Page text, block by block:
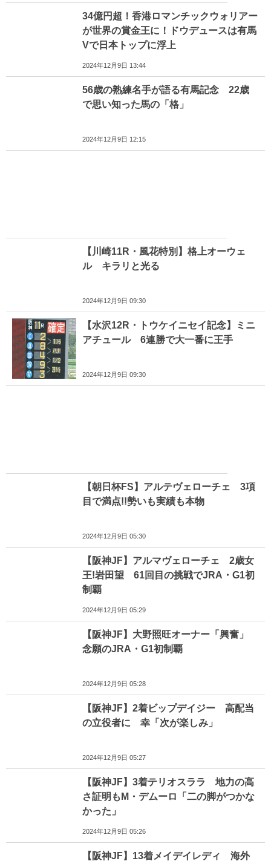
34億円超！香港ロマンチックウォリアー
が世界の賞金王に！ドウデュースは有馬
Vで日本トップに浮上
2024年12月9日 13:44
56歳の熟練名手が語る有馬記念 22歳
で思い知った馬の「格」
2024年12月9日 12:15
【川崎11R・風花特別】格上オーウェ
ル キラリと光る
2024年12月9日 09:30
【水沢12R・トウケイニセイ記念】ミニ
アチュール 6連勝で大一番に王手
2024年12月9日 09:30
【朝日杯FS】アルテヴェローチェ 3項
目で満点!!勢いも実績も本物
2024年12月9日 05:30
【阪神JF】アルマヴェローチェ 2歳女
王!岩田望 61回目の挑戦でJRA・G1初
制覇
2024年12月9日 05:29
【阪神JF】大野照旺オーナー「興奮」
念願のJRA・G1初制覇
2024年12月9日 05:28
【阪神JF】2着ビップデイジー 高配当
の立役者に 幸「次が楽しみ」
2024年12月9日 05:27
【阪神JF】3着テリオスララ 地力の高
さ証明もM・デムーロ「二の脚がつかな
かった」
2024年12月9日 05:26
【阪神JF】13着メイデイレディ 海外